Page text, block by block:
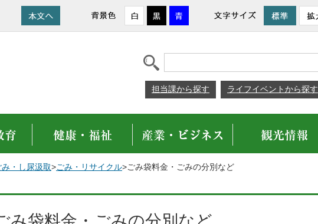
担当課から探す ライフイベントから探す
・し尿汲取>ごみ・リサイクル>ごみ袋料金・ごみの分別など